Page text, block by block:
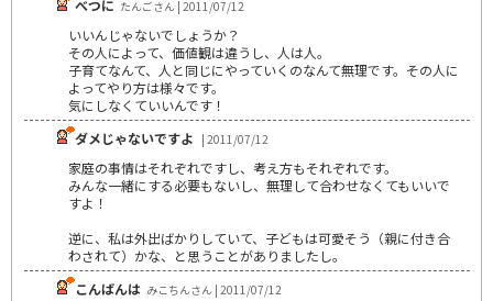
べつに たんごさん | 2011/07/12
いいんじゃないでしょうか？
その人によって、価値観は違うし、人は人。
子育てなんて、人と同じにやっていくのなんて無理です。その人に
よってやり方は様々です。
気にしなくていいんです！
ダメじゃないですよ | 2011/07/12
家庭の事情はそれぞれですし、考え方もそれぞれです。
みんな一緒にする必要もないし、無理して合わせなくてもいいで
すよ！
逆に、私は外出ばかりしていて、子どもは可愛そう（親に付き合
わされて）かな、と思うことがありましたし。
こんばんは みこちんさん | 2011/07/12